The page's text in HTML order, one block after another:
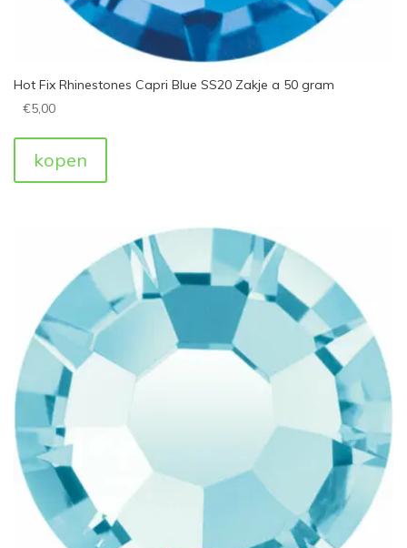
Hot Fix Rhinestones Capri Blue SS20 Zakje a 50 gram
€5,00
kopen